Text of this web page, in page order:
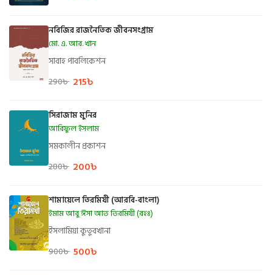
নবিজির রাজনৈতিক জীবনসংগ্রাম
মো. এ. আর. খান
সাবাহ পাবলিকেশন
290৳ 215৳
সিরাজাম মুনির
আরিফুল ইসলাম
সমকালীন প্রকাশন
280৳ 200৳
শামায়েলে তিরমিযী (আরবি-বাংলা)
ইমাম আবু ঈসা আত তিরমিযী (রহঃ)
ইসলামিয়া কুতুবখানা
900৳ 500৳